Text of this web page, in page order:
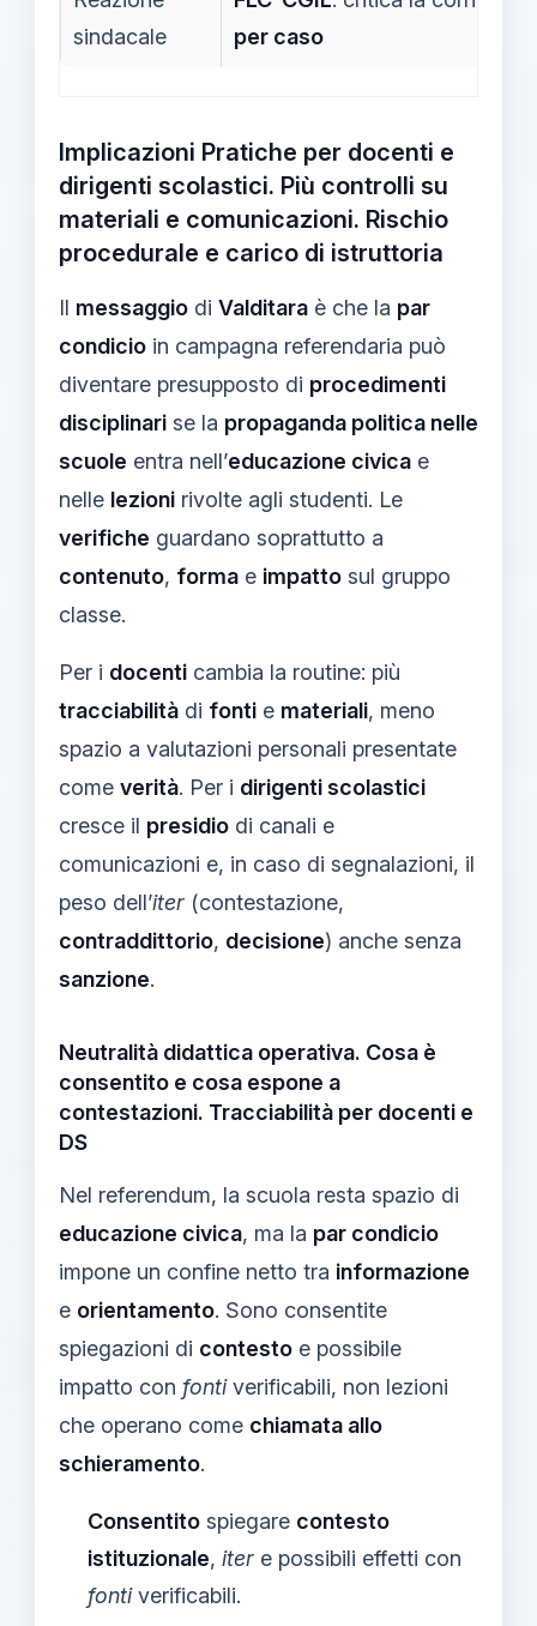
sindacale
per caso
Implicazioni Pratiche per docenti e
dirigenti scolastici. Più controlli su
materiali e comunicazioni. Rischio
procedurale e carico di istruttoria
Il messaggio di Valditara è che la par
condicio in campagna referendaria può
diventare presupposto di procedimenti
disciplinari se la propaganda politica nelle
scuole entra nell’educazione civica e
nelle lezioni rivolte agli studenti. Le
verifiche guardano soprattutto a
contenuto, forma e impatto sul gruppo
classe.
Per i docenti cambia la routine: più
tracciabilità di fonti e materiali, meno
spazio a valutazioni personali presentate
come verità. Per i dirigenti scolastici
cresce il presidio di canali e
comunicazioni e, in caso di segnalazioni, il
peso dell’iter (contestazione,
contraddittorio, decisione) anche senza
sanzione.
Neutralità didattica operativa. Cosa è
consentito e cosa espone a
contestazioni. Tracciabilità per docenti e
DS
Nel referendum, la scuola resta spazio di
educazione civica, ma la par condicio
impone un confine netto tra informazione
e orientamento. Sono consentite
spiegazioni di contesto e possibile
impatto con fontiverificabili, non lezioni
che operano come chiamata allo
schieramento.
Consentito spiegare contesto
istituzionale, iter e possibili effetti con
fontiverificabili.